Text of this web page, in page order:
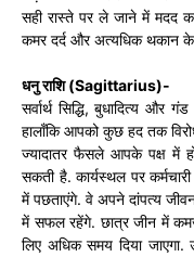
सही रास्ते पर ले जाने में मदद
कमर दर्द और अत्यधिक थकान
धनु राशि (Sagittarius)-
सर्वार्थ सिद्धि, बुधादित्य
हालाँकि आपको कुछ हद तक
ज्यादातर फैसले आपके पक्ष में
सकती है. कार्यस्थल पर
में पछताएंगे. वे अपने दांपत्य
में सफल रहेंगे. छात्र जीन में
लिए अधिक समय दिया जाएगा.